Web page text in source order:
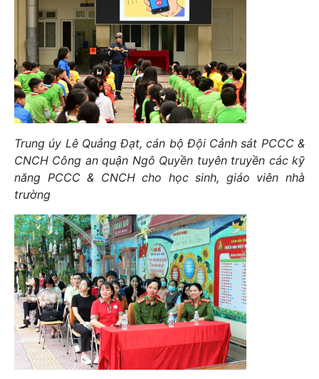
Trung úy Lê Quảng Đạt, cán bộ Đội Cảnh sát PCCC &
CNCH Công an quận Ngô Quyền tuyên truyền các kỹ
năng PCCC & CNCH cho học sinh, giáo viên nhà
trường